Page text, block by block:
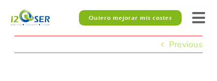
content
Quiero mejorar mis costes
¿No quieres descapitalizarte?Previous